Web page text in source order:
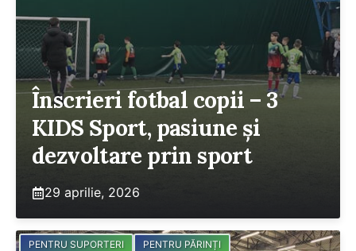
Înscrieri fotbal copii – 3
KIDS Sport, pasiune și
dezvoltare prin sport
29 aprilie, 2026
PENTRU SUPORTERI PENTRU PĂRINȚI